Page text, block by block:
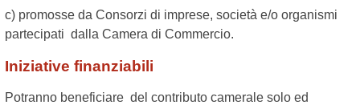
c) promosse da Consorzi di imprese, società e/o organismi
partecipati dalla Camera di Commercio.
Iniziative finanziabili
Potranno beneficiare del contributo camerale solo ed